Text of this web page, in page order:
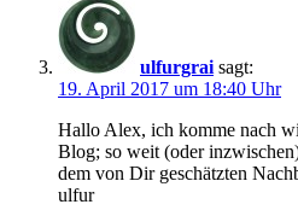
ulfurgrai sagt:
19. April 2017 um 18:40 Uhr
Hallo Alex, ich komme nach
Blog; so weit (oder
dem von Dir geschätzten
ulfur